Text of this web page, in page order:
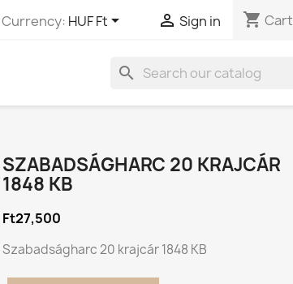
Currency: HUF Ft  Sign in shopping_cart Cart
search
SZABADSÁGHARC 20 KRAJCÁR
1848 KB
Ft27,500
Szabadságharc 20 krajcár 1848 KB